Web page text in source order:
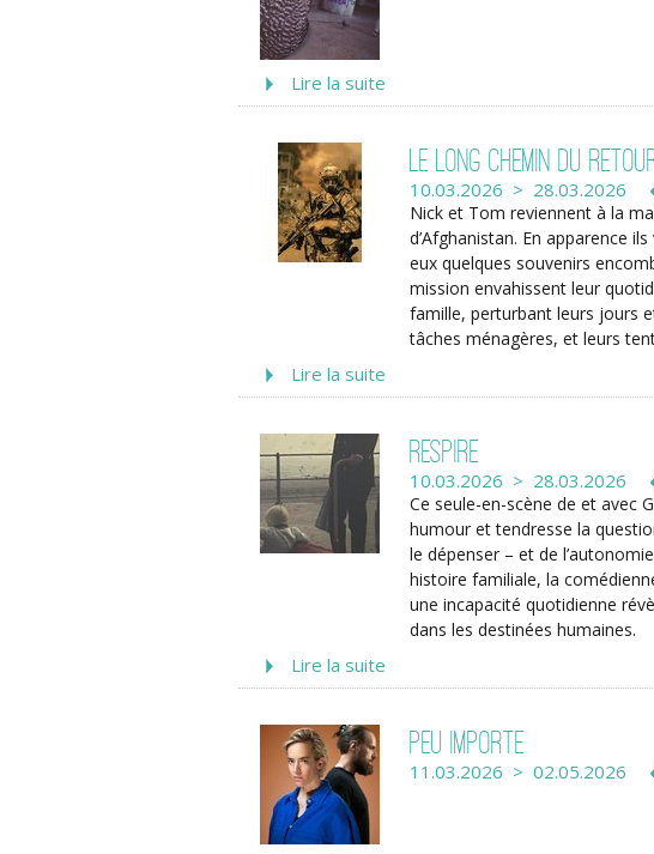
Lire la suite
Le Long Chemin du
10.03.2026 > 28.03.2026
Nick et Tom reviennent à la
d’Afghanistan. En apparence
eux quelques souvenirs
mission envahissent leur
famille, perturbant leurs jours
tâches ménagères, et leurs
Lire la suite
Respire
10.03.2026 > 28.03.2026
Ce seule-en-scène de et avec
humour et tendresse la
le dépenser – et de
histoire familiale, la
une incapacité quotidienne
dans les destinées humaines.
Lire la suite
Peu importe
11.03.2026 > 02.05.2026